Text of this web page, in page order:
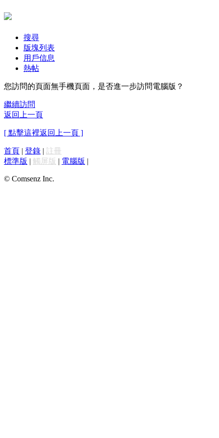
搜尋
版塊列表
用戶信息
熱帖
您訪問的頁面無手機頁面，是否進一步訪問電腦版？
繼續訪問
返回上一頁
[ 點擊這裡返回上一頁 ]
首頁 | 登錄 | 註冊
標準版 | 觸屏版 | 電腦版 |
© Comsenz Inc.